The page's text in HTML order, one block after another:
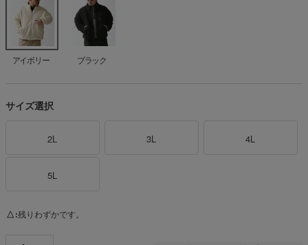
アイボリー ブラック
サイズ選択
2L 3L 4L
5L
△ 残りわずかです。